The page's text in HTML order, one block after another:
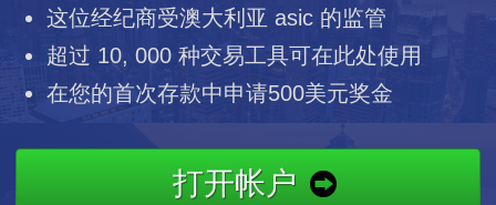
这位经纪商受澳大利亚 asic 的监管
超过 10, 000 种交易工具可在此处使用
在您的首次存款中申请500美元奖金
打开帐户